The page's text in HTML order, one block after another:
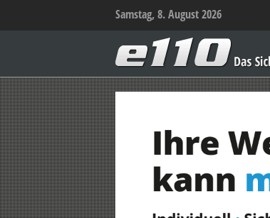
Samstag, 8. August 2026
–
Das
Sicherheitsportal